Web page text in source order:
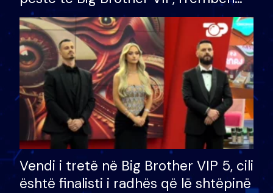
çmimin e madh prej 100 mijë eurosh
Vendi i tretë në Big Brother VIP 5, cili
është finalisti i radhës që lë shtëpinë